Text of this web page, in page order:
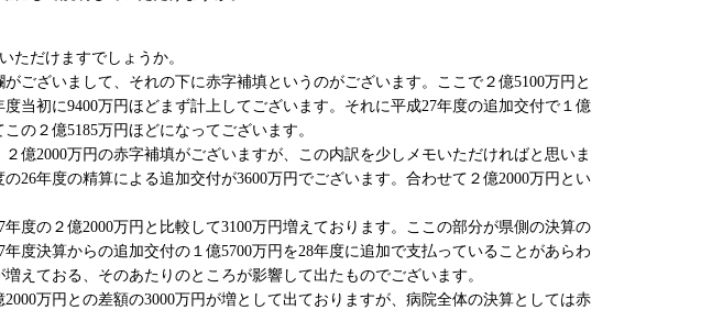
だけますでしょうか。
ございまして、それの下に赤字補填というのがございます。ここで２億5100万円と
当初に9400万円ほどまず計上してございます。それに平成27年度の追加交付で１億
の２億5185万円ほどになってございます。
億2000万円の赤字補填がございますが、この内訳を少しメモいただければと思いま
26年度の精算による追加交付が3600万円でございます。合わせて２億2000万円とい
度の２億2000万円と比較して3100万円増えております。ここの部分が県側の決算の
度決算からの追加交付の１億5700万円を28年度に追加で支払っていることがあらわ
えておる、そのあたりのところが影響して出たものでございます。
万円との差額の3000万円が増として出ておりますが、病院全体の決算としては赤